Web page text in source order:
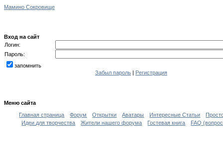
Мамино Сокровище
Вход на сайт
Логин:
Пароль:
запомнить
Забыл пароль | Регистрация
Меню сайта
Главная страница
Форум Открытки Аватары Интересные Статьи
Идеи для творчества
Жители нашего форума Гостевая книга FAQ